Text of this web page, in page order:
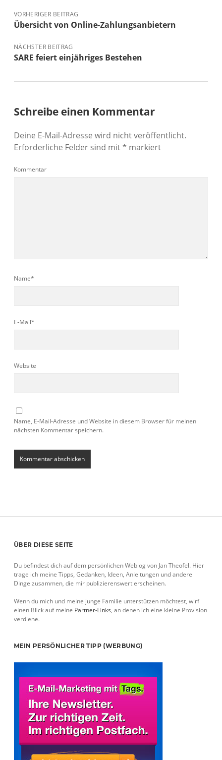
VORHERIGER BEITRAG
Übersicht von Online-Zahlungsanbietern
NÄCHSTER BEITRAG
SARE feiert einjähriges Bestehen
Schreibe einen Kommentar
Deine E-Mail-Adresse wird nicht veröffentlicht.
Erforderliche Felder sind mit* markiert
Kommentar
Name*
E-Mail*
Website
Name, E-Mail-Adresse und Website in diesem Browser für meinen
nächsten Kommentar speichern.
Sidebar
ÜBER DIESE SEITE
Du befindest dich auf dem persönlichen Weblog von Jan Theofel. Hier
trage ich meine Tipps, Gedanken, Ideen, Anleitungen und andere
Dinge zusammen, die mir publizierenswert erscheinen.
Wenn du mich und meine junge Familie unterstützen möchtest, wirf
einen Blick auf meine Partner-Links, an denen ich eine kleine Provision
verdiene.
MEIN PERSÖNLICHER TIPP (WERBUNG)